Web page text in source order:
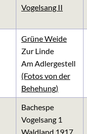
Vogelsang II
Grüne Weide
Zur Linde
Am Adlergestell
(Fotos von der
Behehung)
Bachespe
Vogelsang 1
Waldland 1917